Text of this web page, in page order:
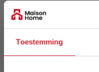
Toestemming
EAN
5414452003048
Prijs